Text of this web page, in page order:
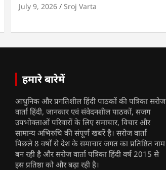
July 9, 2026 Sroj Varta
हमारे बारेमें
आधुनिक और प्रगतिशील हिंदी पाठकों की पत्रिका सरोज
वार्ता हिंदी, जानकार एवं संवेदनशील पाठकों, सजग
उपभोक्ताओं परिवारों के लिए समाचार, विचार और
सामान्य अभिरुचि की संपूर्ण खबरें है। सरोज वार्ता
पिछले 8 वर्षों से देश के समाचार जगत का प्रतिष्ठित नाम
बन रही है और सरोज वार्ता पत्रिका हिंदी वर्ष 2015 से
इस प्रतिष्ठा को और बढ़ा रही है।